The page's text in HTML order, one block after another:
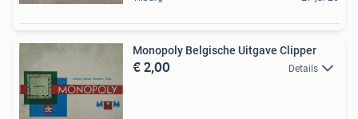
Monopoly Belgische Uitgave Clipper
€ 2,00 Details